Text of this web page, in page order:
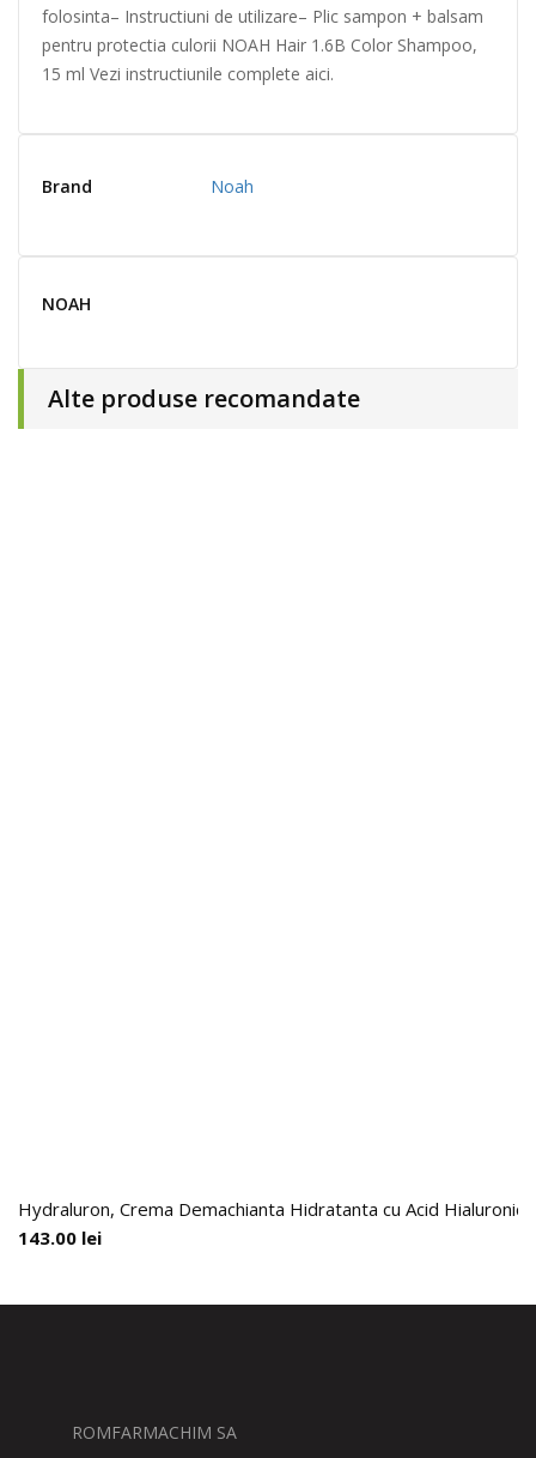
folosinta– Instructiuni de utilizare– Plic sampon + balsam
pentru protectia culorii NOAH Hair 1.6B Color Shampoo,
15 ml Vezi instructiunile complete aici.
Brand Noah
NOAH
Alte produse recomandate
Hydraluron, Crema Demachianta Hidratanta cu Acid
143.00 lei
ROMFARMACHIM SA